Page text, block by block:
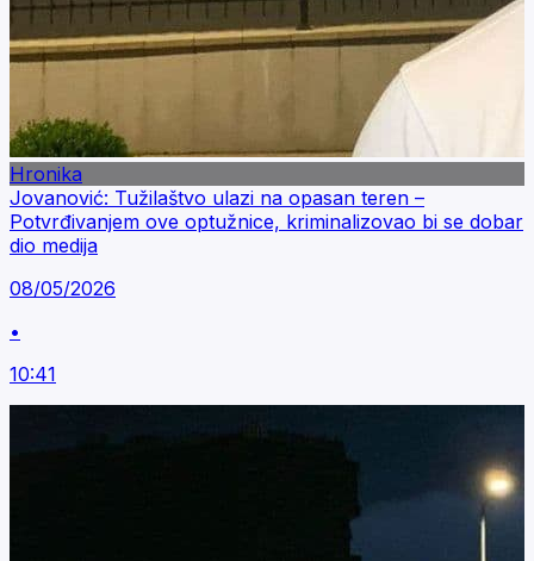
Hronika
Jovanović: Tužilaštvo ulazi na opasan teren –
Potvrđivanjem ove optužnice, kriminalizovao bi se dobar
dio medija
08/05/2026
•
10:41